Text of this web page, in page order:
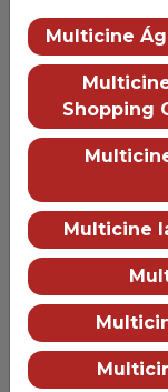
Combo
1 pipoca
2 latas
Multicine
Shopping
Multicine